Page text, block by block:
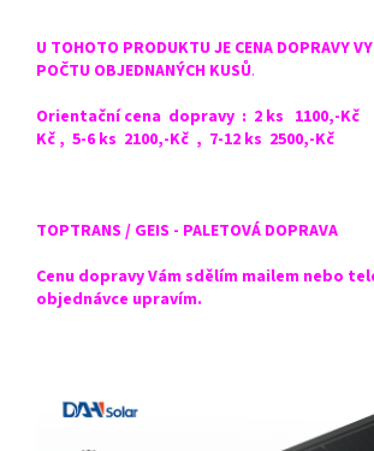
U TOHOTO PRODUKTU JE CENA DOPRAVY
POČTU OBJEDNANÝCH KUSŮ.
Orientační cena dopravy : 2 ks 1100,-Kč
Kč , 5-6 ks 2100,-Kč , 7-12 ks 2500,-Kč
TOPTRANS / GEIS - PALETOVÁ DOPRAVA
Cenu dopravy Vám sdělím mailem nebo
objednávce upravím.